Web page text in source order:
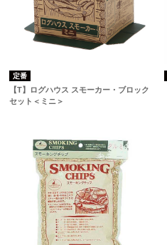
定番
【T】ログハウス スモーカー・ブロック
セット＜ミニ＞